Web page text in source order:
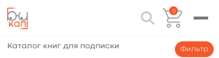
0
Каталог книг для подписки Фильтр